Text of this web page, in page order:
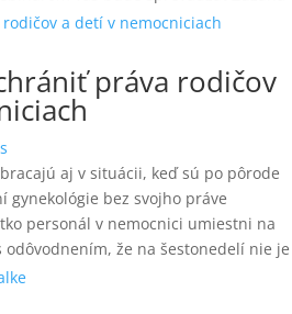
práva rodičov
aj v situácii, keď sú po pôrode
gynekológie bez svojho práve
personál v nemocnici umiestni na
že na šestonedelí nie je